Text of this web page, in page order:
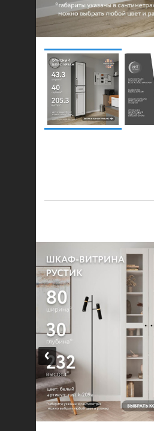
© 2021-2026 mebel.store